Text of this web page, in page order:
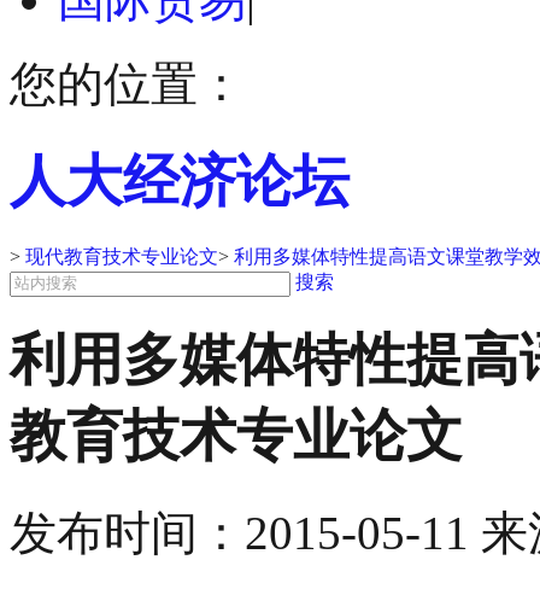
您的位置：
人大经济论坛
> 现代教育技术专业论文> 利用多媒体特性提高语文课堂教学
搜索
利用多媒体特性提
教育技术专业论文
发布时间： 2015-05-11 来